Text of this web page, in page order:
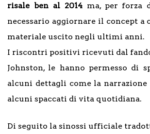
risale ben al 2014ma, per forza
necessario aggiornare il concept a
materiale uscito negli ultimi anni.
I riscontri positivi ricevuti dal
Johnston, le hanno permesso di
alcuni dettagli come la
alcuni spaccati di vita quotidiana.
Di seguito la sinossi ufficiale